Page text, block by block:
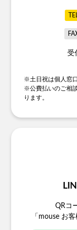
受
※土日祝は個人窓
※公費払いのご相
ります。
QRコ
「mouse お